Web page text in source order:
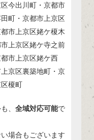
今出川町・京都市
町・京都市上京区
市上京区姥ケ榎木
上京区姥ケ寺之前
市上京区姥ケ西
京区裏築地町・京
榎町
、 全域対応可能で
場合もございます